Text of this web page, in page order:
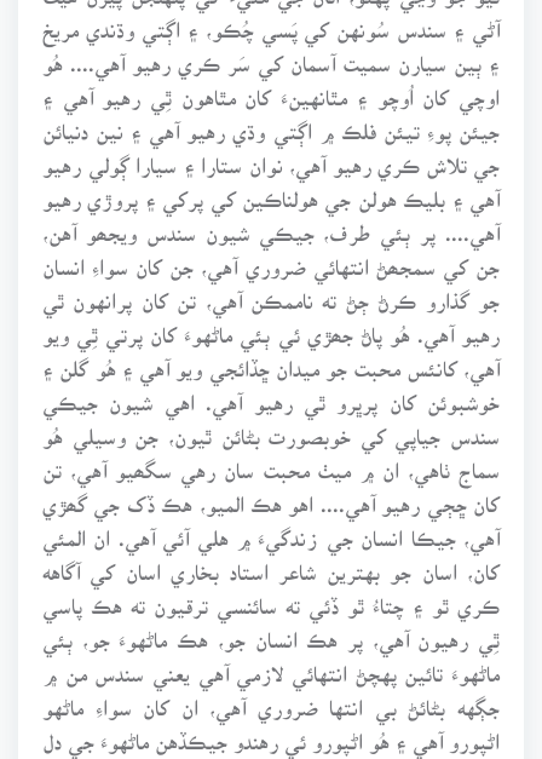
آڻي ۽ سندس سُونهن کي پَسي چُڪو، ۽ اڳتي وڌندي مريخ
۽ ٻين سيارن سميت آسمان کي سَر ڪري رهيو آهي.... هُو
اوچي کان اُوچو ۽ مٿانهينءَ کان مٿاهون ٿِي رهيو آهي ۽
جيئن پوءِ تيئن فلڪ ۾ اڳتي وڌي رهيو آهي ۽ نين دنيائن
جي تلاش ڪري رهيو آهي، نوان ستارا ۽ سيارا ڳولي رهيو
آهي ۽ بليڪ هولن جي هولناڪين کي پرکي ۽ پروڙي رهيو
آهي.... پر ٻئي طرف، جيڪي شيون سندس ويجھو آهن،
جن کي سمجھڻ انتهائي ضروري آهي، جن کان سواءِ انسان
جو گذارو ڪرڻ ڄڻ ته ناممڪن آهي، تن کان پرانهون ٿي
رهيو آهي. هُو پاڻ جھڙي ئي ٻئي ماڻهوءَ کان پرتي ٿِي ويو
آهي، کانئس محبت جو ميدان ڇڏائجي ويو آهي ۽ هُو گلن ۽
خوشبوئن کان پرڀرو ٿي رهيو آهي. اهي شيون جيڪي
سندس جياپي کي خوبصورت بڻائن ٿيون، جن وسيلي هُو
سماج ٺاهي، ان ۾ ميٺ محبت سان رهي سگھيو آهي، تن
کان ڇڄي رهيو آهي.... اهو هڪ الميو، هڪ ڏک جي گھڙي
آهي، جيڪا انسان جي زندگيءَ ۾ هلي آئي آهي. ان المئي
کان، اسان جو بهترين شاعر استاد بخاري اسان کي آگاهه
ڪري ٿو ۽ چتاءُ ٿو ڏئي ته سائنسي ترقيون ته هڪ پاسي
ٿِي رهيون آهي، پر هڪ انسان جو، هڪ ماڻهوءَ جو، ٻئي
ماڻهوءَ تائين پهچڻ انتهائي لازمي آهي يعني سندس من ۾
جڳهه بڻائڻ بي انتها ضروري آهي، ان کان سواءِ ماڻهو
اڻپورو آهي ۽ هُو اڻپورو ئي رهندو جيڪڏهن ماڻهوءَ جي دل